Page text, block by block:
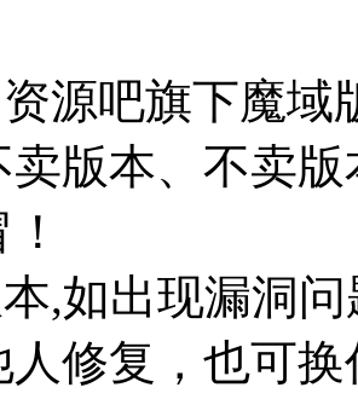
源吧旗下魔
版本、不卖版
,如出现漏洞
人修复，也可